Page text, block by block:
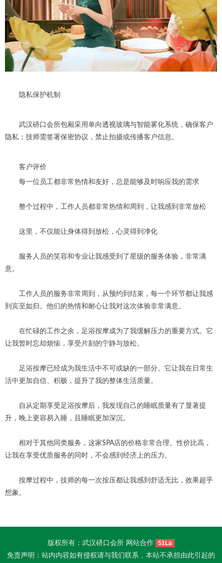
隐私保护机制
武汉硚口会所包厢采用单向透视玻璃与智能雾化系统，确保客户
隐私；技师需签署保密协议，禁止拍摄或传播客户信息。
客户评价
每一位员工都非常热情和友好，总是能够及时响应我的需求
整个过程中，工作人员都非常热情和周到，让我感到非常放松
这里，不仅能让身体得到放松，心灵得到净化
服务人员的笑容和专业让我感受到了星级的服务体验，非常满
意。
工作人员的服务非常周到，从预约到结束，每一个环节都让我感
到宾至如归。他们的热情和耐心让我对这次体验非常满意。
在忙碌的工作之余，足浴按摩成为了我缓解压力的重要方式。它
让我暂时忘却烦恼，享受片刻的宁静与放松。
足浴按摩已经成为我生活中不可或缺的一部分。它让我在日常生
活中更加自信、积极，提升了我的整体生活质量。
自从定期享受足浴按摩后，我发现自己的睡眠质量有了显著提
升，晚上更容易入睡，且睡眠更加深沉。
相对于其他同类服务，这家SPA店的价格非常合理。性价比高，
让我在享受优质服务的同时，不会感到经济上的压力。
按摩过程中，技师的每一次按压都让我感到舒适无比，效果超乎
想象。
版权所有：武汉硚口会所 网站合作 51La
免责声明：站内内容如有侵权请与我们联系，本站不承担由此引起的